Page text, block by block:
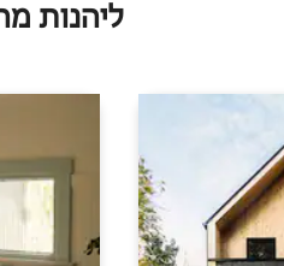
ליהנות